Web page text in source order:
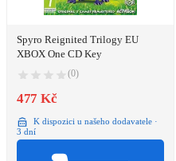
Spyro Reignited Trilogy EU
XBOX One CD Key
(0)
477 Kč
K dispozici u našeho dodavatele ·
3 dní